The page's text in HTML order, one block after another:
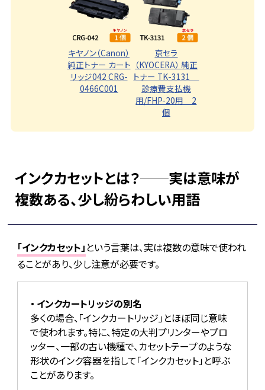
キヤノン（Canon）
純正トナー カート
リッジ042 CRG-
0466C001
京セラ
（KYOCERA） 純正
トナー TK-3131
診療費支払機
用/FHP-20用 2
個
インクカセットとは？──実は意味が
複数ある、少し紛らわしい用語
「インクカセット」 という言葉は、実は複数の意味で使われ
ることがあり、少し注意が必要です。
インクカートリッジの別名
多くの場合、「インクカートリッジ」とほぼ同じ意味
で使われます。特に、特定の大判プリンターやプロ
ッター、一部の古い機種で、カセットテープのような
形状のインク容器を指して「インクカセット」と呼ぶ
ことがあります。